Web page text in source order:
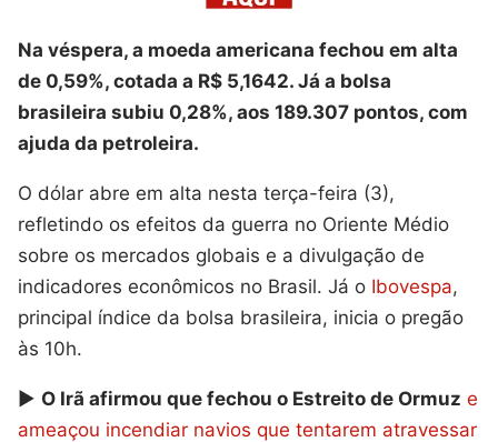
Na véspera, a moeda americana fechou em alta
de 0,59%, cotada a R$ 5,1642. Já a bolsa
brasileira subiu 0,28%, aos 189.307 pontos, com
ajuda da petroleira.
O dólar abre em alta nesta terça-feira (3),
refletindo os efeitos da guerra no Oriente Médio
sobre os mercados globais e a divulgação de
indicadores econômicos no Brasil. Já o Ibovespa,
principal índice da bolsa brasileira, inicia o pregão
às 10h.
▶️ O Irã afirmou que fechou o Estreito de Ormuz e
ameaçou incendiar navios que tentarem atravessar